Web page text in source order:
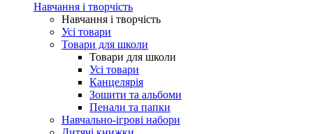
Навчання і творчість
Навчання і творчість
Усі товари
Товари для школи
Товари для школи
Усі товари
Канцелярія
Зошити та альбоми
Пенали та папки
Навчально-ігрові набори